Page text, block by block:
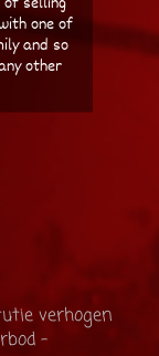
that it
verhogen
-